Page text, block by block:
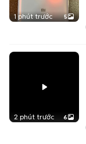
1 phút trước 5
2 phút trước 6